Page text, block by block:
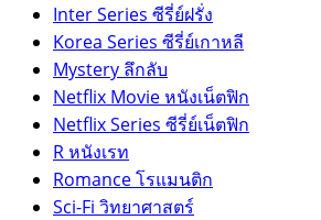
Inter Series ซีรี่ย์ฝรั่ง
Korea Series ซีรี่ย์เกาหลี
Mystery ลึกลับ
Netflix Movie หนังเน็ตฟิก
Netflix Series ซีรี่ย์เน็ตฟิก
R หนังเรท
Romance โรแมนติก
Sci-Fi วิทยาศาสตร์